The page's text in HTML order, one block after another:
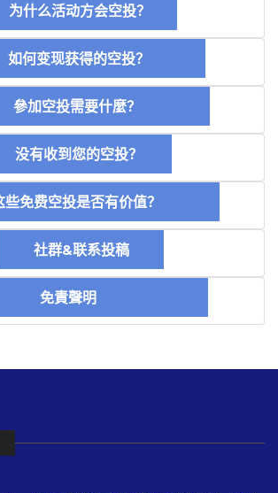
为什么活动方会空投？
何变现获得的空投？
加空投需要什麼？
没有收到您的空投？
免费空投是否有价值？
社群&联系投稿
責聲明